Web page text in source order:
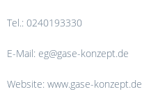
Tel.: 0240193330
E-Mail: eg@gase-konzept.de
Website: www.gase-konzept.de